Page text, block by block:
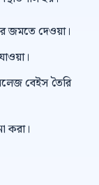
জমতে দেওয়া।
বেইস তৈরি
করা।